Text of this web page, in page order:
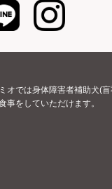
オでは身体障害者補助犬(
事をしていただけます。